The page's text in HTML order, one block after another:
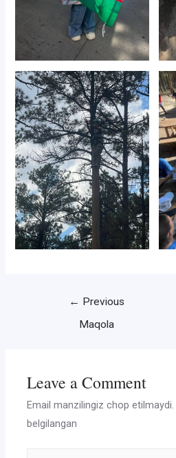
← Previous
Maqola
Leave a Comment
Email manzilingiz chop etilmaydi.
belgilangan